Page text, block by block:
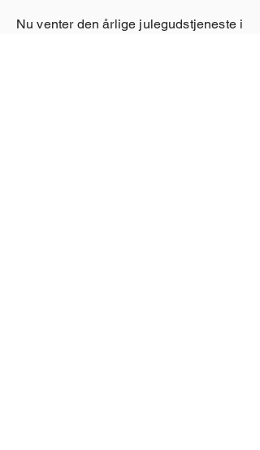
Nu venter den årlige julegudstjeneste i